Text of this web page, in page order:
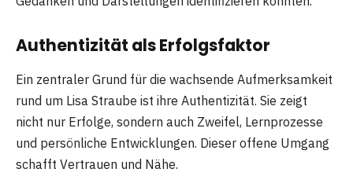
Authentizität als Erfolgsfaktor
Ein zentraler Grund für die wachsende Aufmerksamkeit
rund um Lisa Straube ist ihre Authentizität. Sie zeigt
nicht nur Erfolge, sondern auch Zweifel, Lernprozesse
und persönliche Entwicklungen. Dieser offene Umgang
schafft Vertrauen und Nähe.